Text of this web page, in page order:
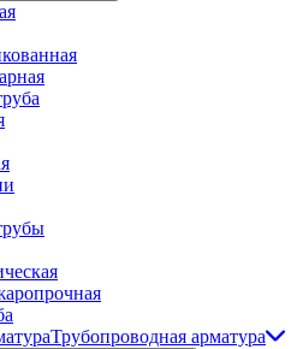
Трубопроводная арматура